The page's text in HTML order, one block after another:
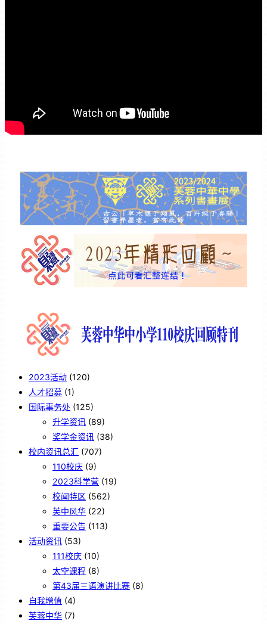
2023活动 (120)
人才招募 (1)
国际事务处 (125)
升学资讯 (89)
奖学金资讯 (38)
校内资讯总汇 (707)
110校庆 (9)
2023科学营 (19)
校闻特区 (562)
芙中风华 (22)
重要公告 (113)
活动资讯 (53)
111校庆 (10)
太空课程 (8)
第43届三语演讲比赛 (8)
自我增值 (4)
芙蓉中华 (7)